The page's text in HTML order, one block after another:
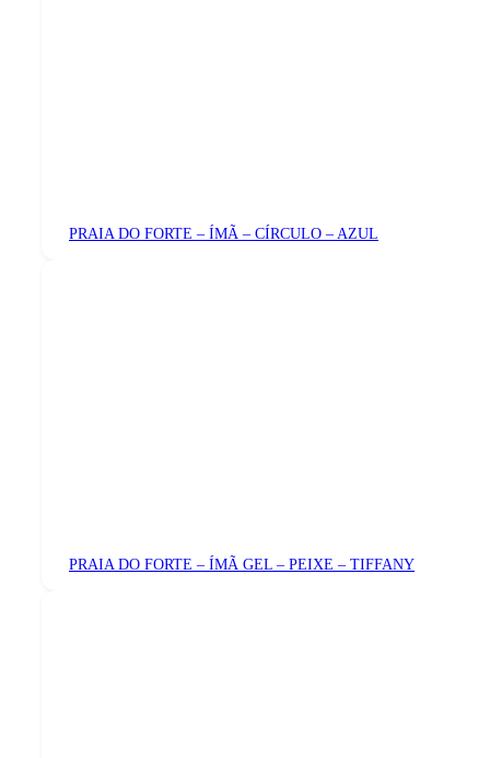
PRAIA DO FORTE – ÍMÃ – CÍRCULO – AZUL
PRAIA DO FORTE – ÍMÃ GEL – PEIXE – TIFFANY